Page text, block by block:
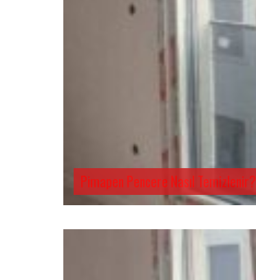
Pimapen Pencere Nasıl Temizlenir?